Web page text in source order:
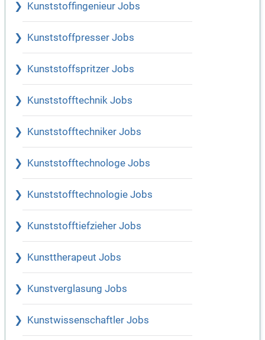
Kunststoffingenieur Jobs
Kunststoffpresser Jobs
Kunststoffspritzer Jobs
Kunststofftechnik Jobs
Kunststofftechniker Jobs
Kunststofftechnologe Jobs
Kunststofftechnologie Jobs
Kunststofftiefzieher Jobs
Kunsttherapeut Jobs
Kunstverglasung Jobs
Kunstwissenschaftler Jobs